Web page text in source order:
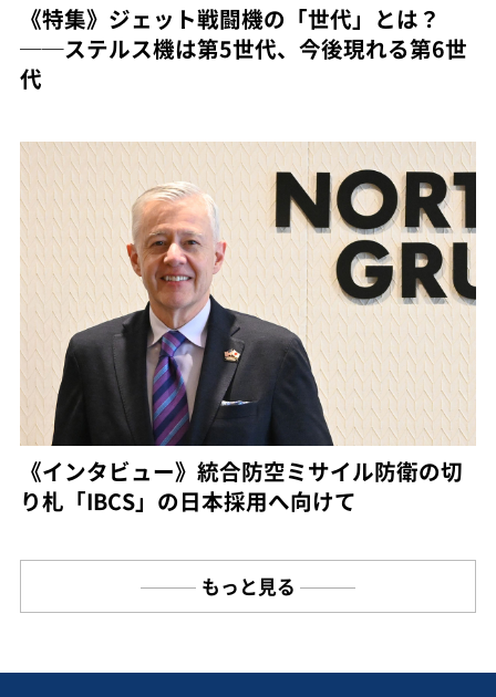
《特集》ジェット戦闘機の「世代」とは？
──ステルス機は第5世代、今後現れる第6世
代
《インタビュー》統合防空ミサイル防衛の切
り札「IBCS」の日本採用へ向けて
もっと見る